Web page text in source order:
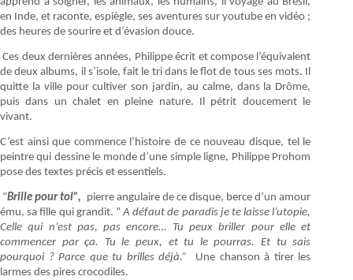
en Inde, et raconte, espiègle, ses aventures sur youtube en vidéo ;
des heures de sourire et d’évasion douce.
Ces deux dernières années, Philippe écrit et compose l’équivalent
de deux albums, il s’isole, fait le tri dans le flot de tous ses mots. Il
quitte la ville pour cultiver son jardin, au calme, dans la Drôme,
puis dans un chalet en pleine nature. Il pétrit doucement le
vivant.
C’est ainsi que commence l’histoire de ce nouveau disque, tel le
peintre qui dessine le monde d’une simple ligne, Philippe Prohom
pose des textes précis et essentiels.
“Brille pour toi”, pierre angulaire de ce disque, berce d’un amour
ému, sa fille qui grandit. ”A défaut de paradis je te laisse l’utopie,
Celle qui n’est pas, pas encore… Tu peux briller pour elle et
commencer par ça. Tu le peux, et tu le pourras. Et tu sais
pourquoi ? Parce que tu brilles déjà.”
Une chanson à tirer les
larmes des pires crocodiles.